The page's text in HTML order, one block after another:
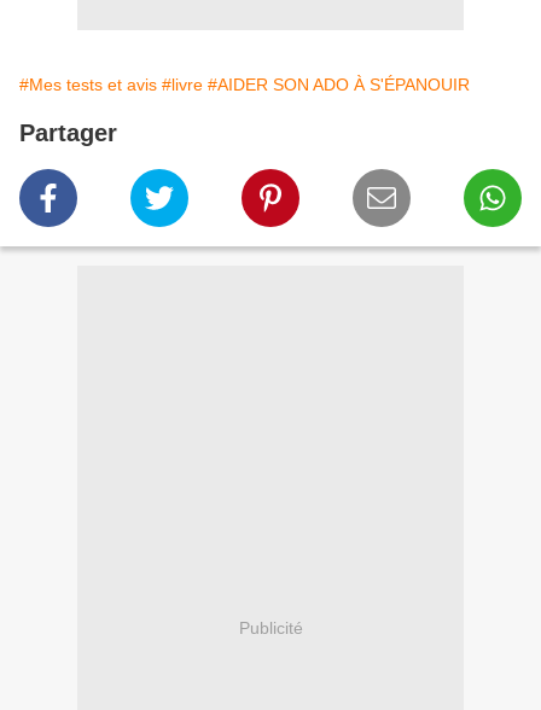
#Mes tests et avis #livre #AIDER SON ADO À S'ÉPANOUIR
Partager
Publicité